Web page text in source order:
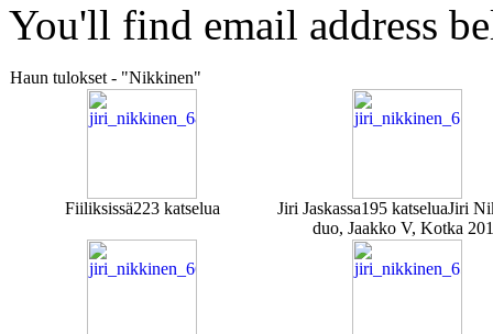
You'll find email address
Haun tulokset - "Nikkinen"
Fiiliksissä223 katselua Jiri Jaskassa195 katseluaJiri
duo, Jaakko V, Kotka